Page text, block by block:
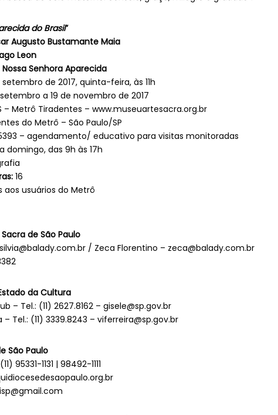
do Brasil”
Augusto Bustamante Maia
Leon
Senhora Aparecida
setembro de 2017, quinta-feira, às 11h
a 19 de novembro de 2017
– Metrô Tiradentes – www.museuartesacra.org.br
do Metrô – São Paulo/SP
– agendamento/ educativo para visitas monitoradas
domingo, das 9h às 17h
16
aos usuários do Metrô
de São Paulo
/ Zeca Florentino – zeca@balady.com.br
da Cultura
– Tel.: (11) 2627.8162 – gisele@sp.gov.br
– Tel.: (11) 3339.8243 – viferreira@sp.gov.br
São Paulo
95331-1131 | 98492-1111